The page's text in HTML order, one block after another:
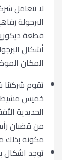
لا تتعامل
البرجولة
قطعة
أشكال
المكان
تقوم شركتنا
خميس مشيط
الحديدية
من قضبان
مكونة بذلك
توجد اشكال